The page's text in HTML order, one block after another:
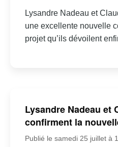
Lysandre Nadeau et
une excellente nouvelle
projet qu’ils dévoilent
Lysandre Nadeau et
confirment la
Publié le samedi 25 juillet à